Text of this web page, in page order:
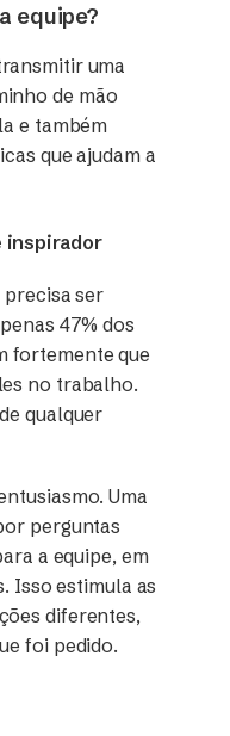
equipe?
uma
de mão
e também
que ajudam a
inspirador
precisa ser
47% dos
fortemente que
no trabalho.
qualquer
Uma
perguntas
a equipe, em
Isso estimula as
diferentes,
foi pedido.